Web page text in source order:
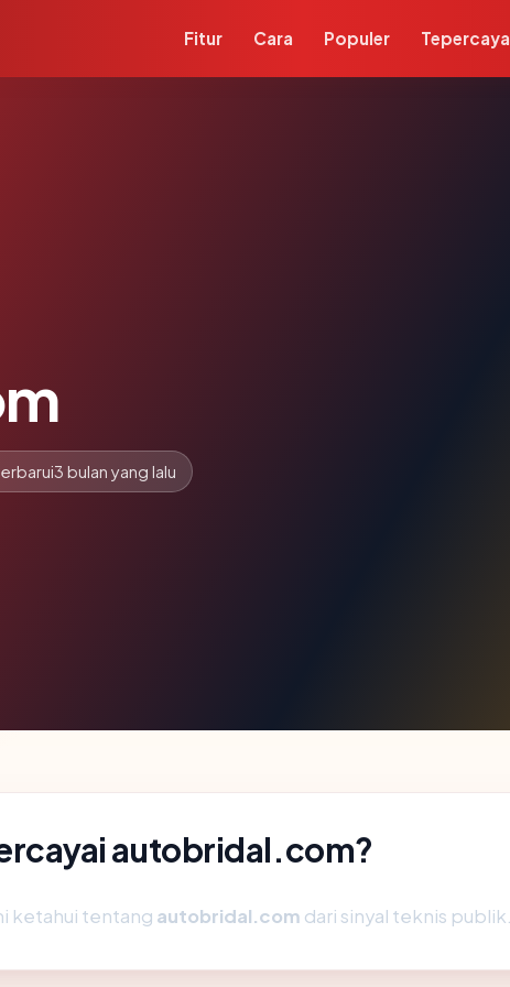
Fitur Cara Populer Tepercaya
3 bulan yang lalu
autobridal.com?
ketahui tentang autobridal.com dari sinyal teknis publik.